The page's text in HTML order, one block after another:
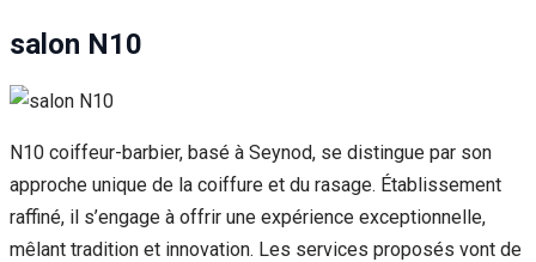
salon N10
N10 coiffeur-barbier, basé à Seynod, se distingue par son
approche unique de la coiffure et du rasage. Établissement
raffiné, il s’engage à offrir une expérience exceptionnelle,
mêlant tradition et innovation. Les services proposés vont de